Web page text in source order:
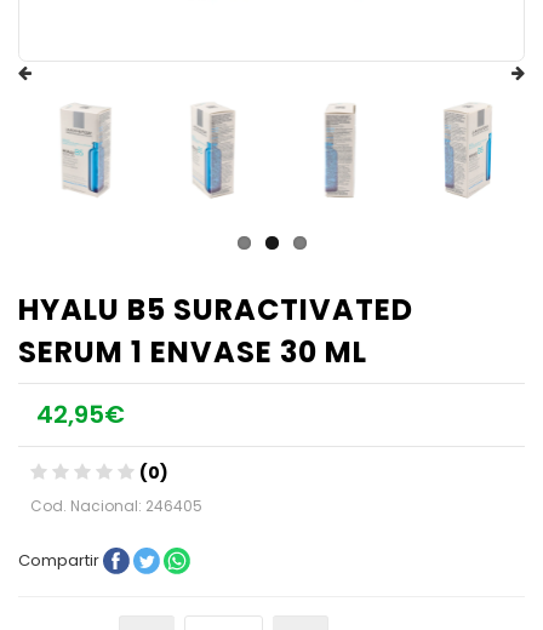
HYALU B5 SURACTIVATED
SERUM 1 ENVASE 30 ML
42,95€
(0)
Cod. Nacional: 246405
Compartir